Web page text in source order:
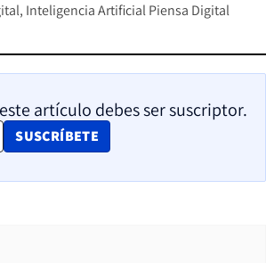
Inteligencia Artificial Piensa Digital
artículo debes ser suscriptor.
SUSCRÍBETE
OPENS IN NEW WINDOW